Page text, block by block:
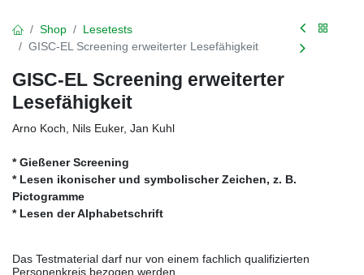
Shop
Lesetests
GISC-EL Screening erweiterter Lesefähigkeit
GISC-EL Screening erweiterter
Lesefähigkeit
Arno Koch, Nils Euker, Jan Kuhl
* Gießener Screening
* Lesen ikonischer und symbolischer Zeichen, z. B.
Pictogramme
* Lesen der Alphabetschrift
Das Testmaterial darf nur von einem fachlich qualifizierten
Personenkreis bezogen werden